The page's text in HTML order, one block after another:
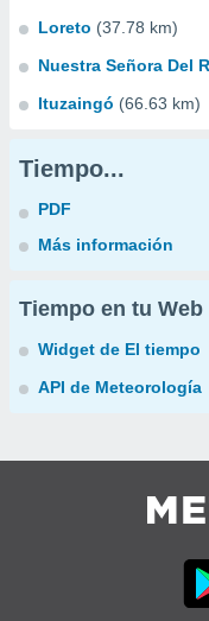
Loreto (37.78 km)
Nuestra Señora Del
Ituzaingó (66.63 km)
Tiempo...
PDF
Más información
Tiempo en tu Web
Widget de El tiempo
API de Meteorología